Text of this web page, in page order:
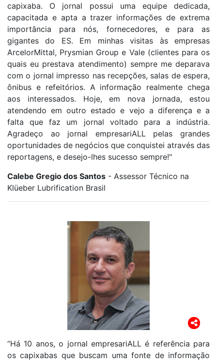
capixaba. O jornal possui uma equipe dedicada,
capacitada e apta a trazer informações de extrema
importância para nós, fornecedores, e para as
gigantes do ES. Em minhas visitas às empresas
ArcelorMittal, Prysmian Group e Vale (clientes para os
quais eu prestava atendimento) sempre me deparava
com o jornal impresso nas recepções, salas de espera,
ônibus e refeitórios. A informação realmente chega
aos interessados. Hoje, em nova jornada, estou
atendendo em outro estado e vejo a diferença e a
falta que faz um jornal voltado para a indústria.
Agradeço ao jornal empresariALL pelas grandes
oportunidades de negócios que conquistei através das
reportagens, e desejo-lhes sucesso sempre!"
Calebe Gregio dos Santos - Assessor Técnico na
Klüeber Lubrification Brasil
“Há 10 anos, o jornal empresariALL é referência para
os capixabas que buscam uma fonte de informação